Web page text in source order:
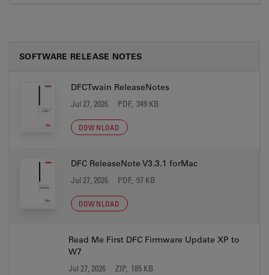
SOFTWARE RELEASE NOTES
DFCTwain ReleaseNotes
Jul 27, 2026 PDF, 349 KB
DOWNLOAD
DFC ReleaseNote V3.3.1 forMac
Jul 27, 2026 PDF, 97 KB
DOWNLOAD
Read Me First DFC Firmware Update XP to
W7
Jul 27, 2026 ZIP, 185 KB